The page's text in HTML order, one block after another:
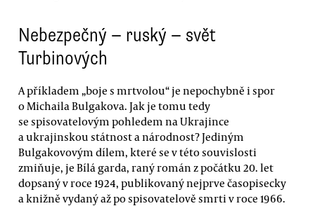
Nebezpečný — ruský — svět
Turbinových
A příkladem „boje s mrtvolou“ je nepochybně i spor
o Michaila Bulgakova. Jak je tomu tedy
se spisovatelovým pohledem na Ukrajince
a ukrajinskou státnost a národnost? Jediným
Bulgakovovým dílem, které se v této souvislosti
zmiňuje, je Bílá garda, raný román z počátku 20. let
dopsaný v roce 1924, publikovaný nejprve časopisecky
a knižně vydaný až po spisovatelově smrti v roce 1966.